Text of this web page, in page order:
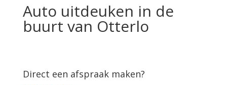
Auto uitdeuken in de
buurt van Otterlo
Direct een afspraak maken?